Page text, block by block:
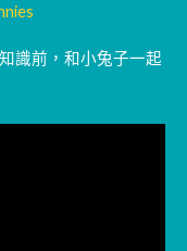
識前，和小兔子一起